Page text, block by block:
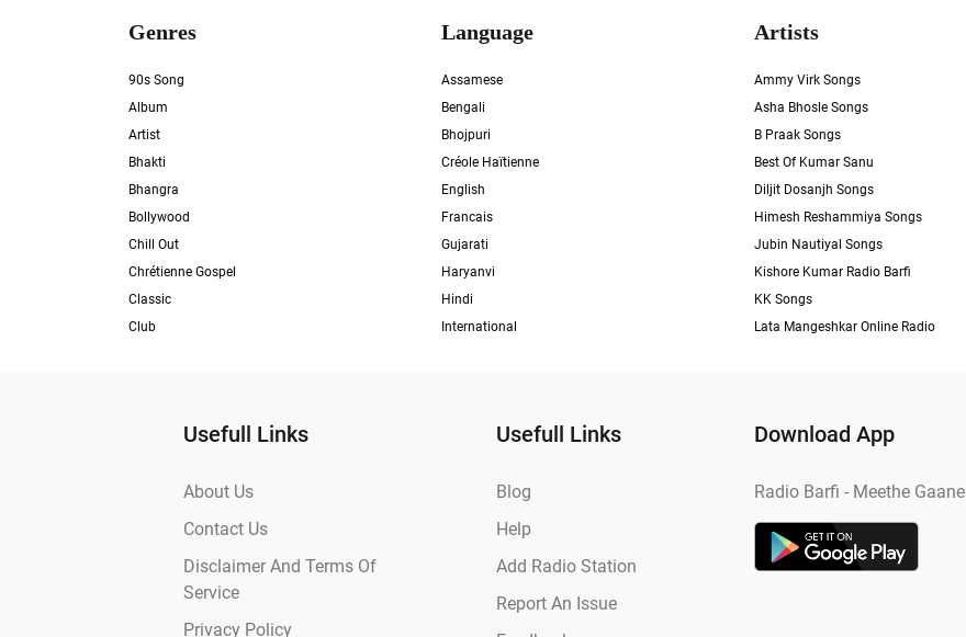
Genres
90s Song
Album
Artist
Bhakti
Bhangra
Bollywood
Chill Out
Chrétienne Gospel
Classic
Club
Language
Assamese
Bengali
Bhojpuri
Créole Haïtienne
English
Francais
Gujarati
Haryanvi
Hindi
International
Artists
Ammy Virk Songs
Asha Bhosle Songs
B Praak Songs
Best Of Kumar Sanu
Diljit Dosanjh Songs
Himesh Reshammiya Songs
Jubin Nautiyal Songs
Kishore Kumar Radio Barfi
KK Songs
Lata Mangeshkar Online Radio
Usefull Links
About Us
Contact Us
Disclaimer And Terms Of
Service
Privacy Policy
Usefull Links
Blog
Help
Add Radio Station
Report An Issue
Download App
Radio Barfi - Meethe Gaane